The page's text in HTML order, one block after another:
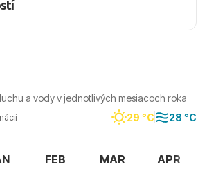
a vody v jednotlivých mesiacoch roka
29 °C 28 °C
FEB
MAR
APR